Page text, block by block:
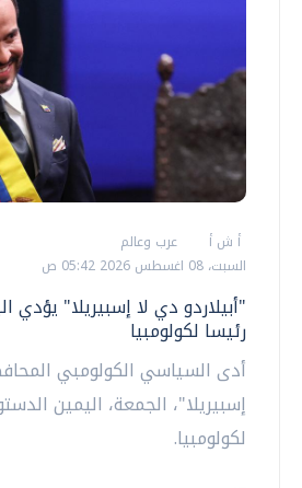
أ ش أ
عرب وعالم
السبت، 08 اغسطس 2026 05:42 ص
"أبيلاردو دي لا إسبيريلا" يؤدي
رئيسا لكولومبيا
أدى السياسي الكولومبي
إسبيريلا"، الجمعة، اليمين
لكولومبيا.